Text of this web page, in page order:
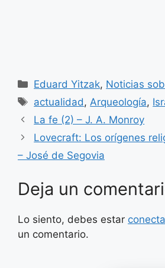
Categorías
Eduard Yitzak, Noticias
Etiquetas
actualidad, Arqueología,
La fe (2) – J. A. Monroy
Lovecraft: Los orígenes
– José de Segovia
Deja un
Lo siento, debes estar
un comentario.